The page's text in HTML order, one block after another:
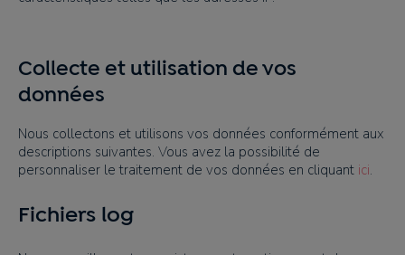
Collecte et utilisation de vos
données
Nous collectons et utilisons vos données conformément aux
descriptions suivantes. Vous avez la possibilité de
personnaliser le traitement de vos données en cliquant ici.
Fichiers log